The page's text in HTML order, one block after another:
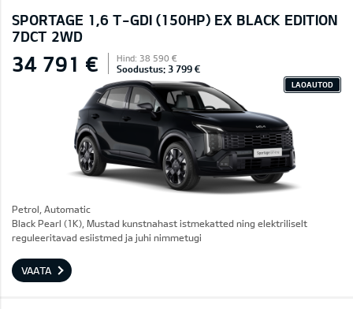
SPORTAGE 1,6 T-GDI (150HP) EX BLACK EDITION
7DCT 2WD
34 791 € Hind: 38 590 €
Soodustus: 3 799 €
LAOAUTOD
Petrol, Automatic
Black Pearl (1K), Mustad kunstnahast istmekatted ning elektriliselt
reguleeritavad esiistmed ja juhi nimmetugi
VAATA